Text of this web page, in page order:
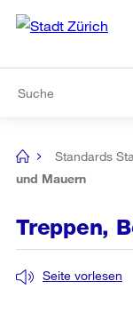
Navigation
[no
title]
Standards
und Mauern
Treppen,
Seite vorlesen